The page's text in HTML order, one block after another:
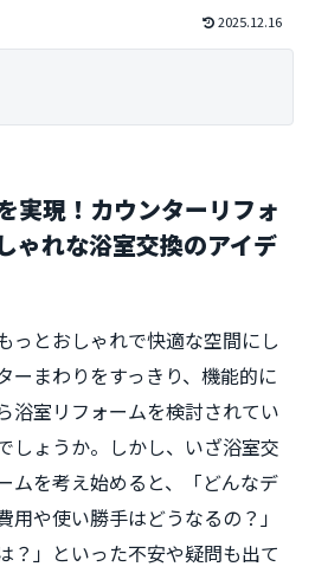
2025.12.16
実現！カウンターリフォ
ゃれな浴室交換のアイデ
っとおしゃれで快適な空間にし
ーまわりをすっきり、機能的に
浴室リフォームを検討されてい
しょうか。しかし、いざ浴室交
ムを考え始めると、「どんなデ
や使い勝手はどうなるの？」
？」といった不安や疑問も出て